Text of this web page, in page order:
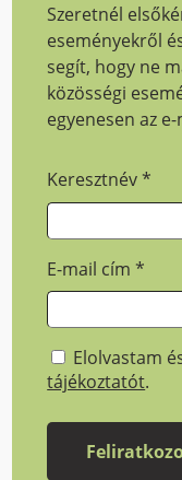
Szeretnél
eseményekről
segít, hogy ne
közösségi
egyenesen az
Keresztnév*
E-mail cím*
Elolvastam
tájékoztatót.